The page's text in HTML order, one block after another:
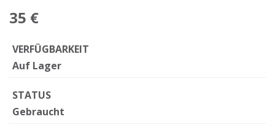
35 €
VERFÜGBARKEIT
Auf Lager
STATUS
Gebraucht